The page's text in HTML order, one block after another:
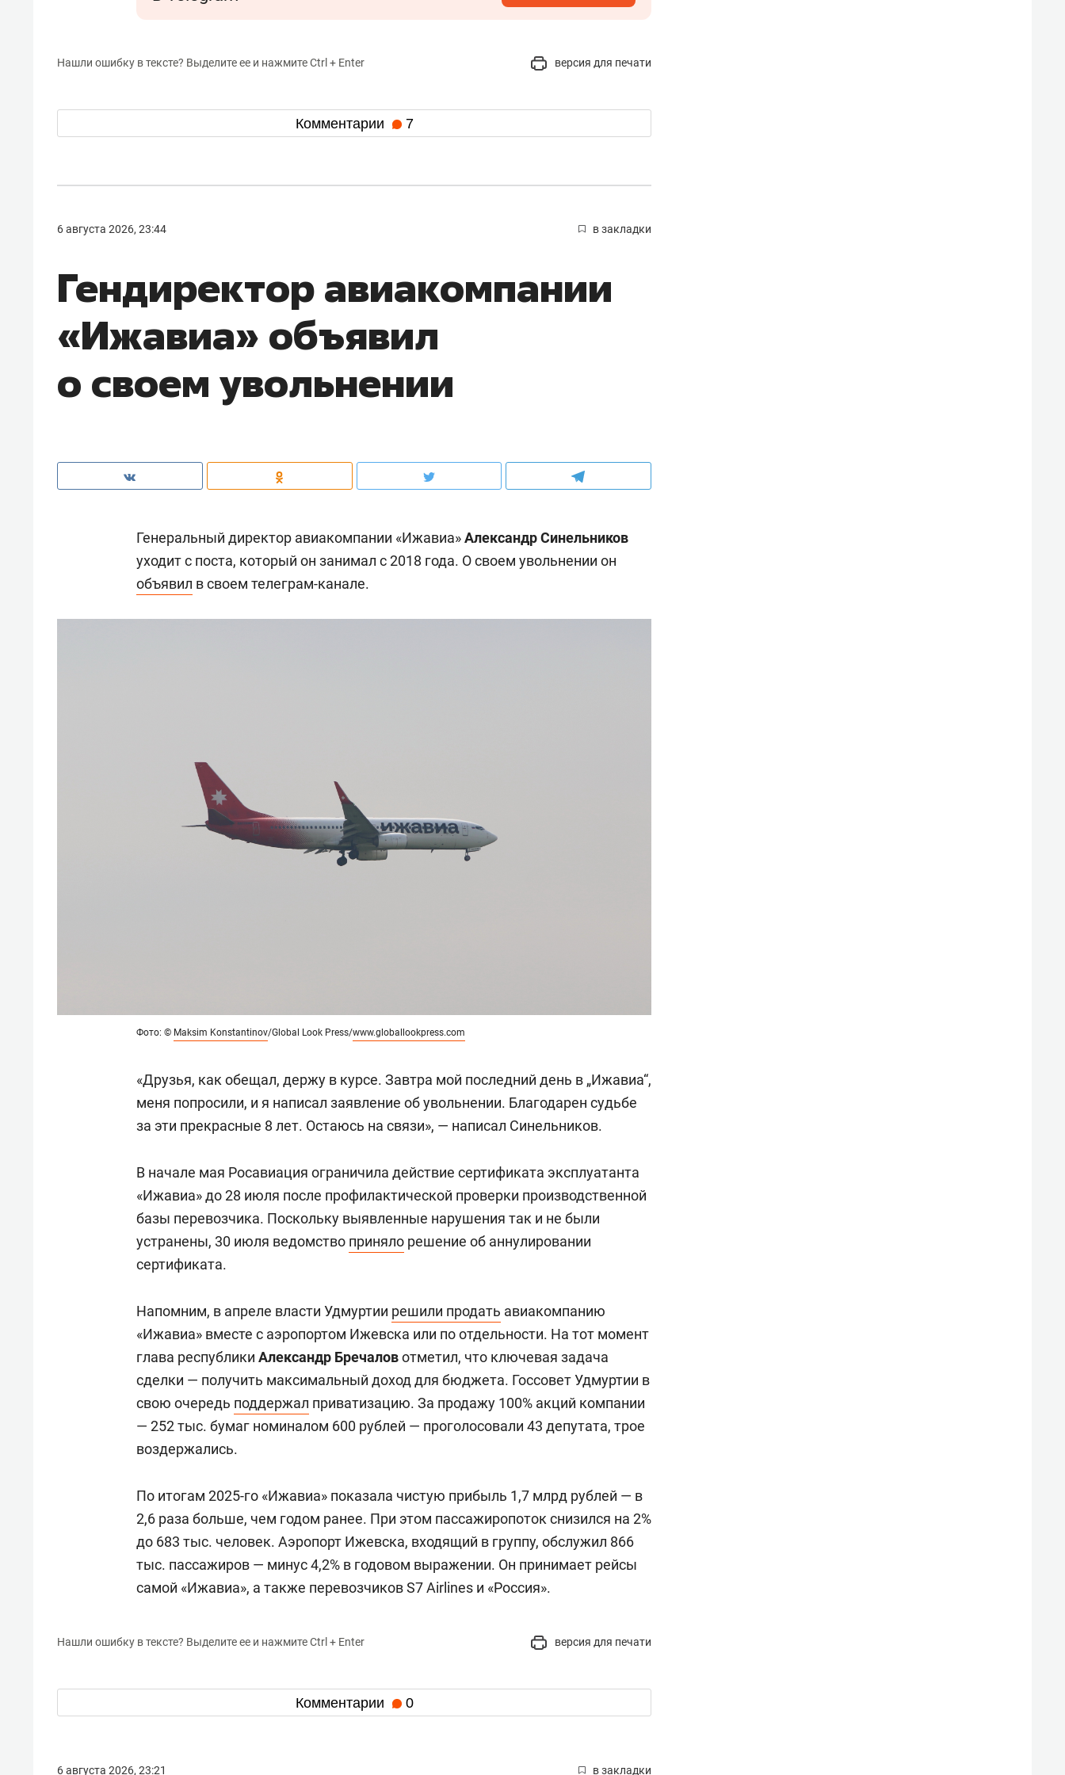
Нашли ошибку в тексте? Выделите ее и нажмите Ctrl + Enter версия для печати
Комментарии 7
6 августа 2026, 23:44 в закладки
Гендиректор авиакомпании
«Ижавиа» объявил
о своем увольнении
Генеральный директор авиакомпании «Ижавиа»Александр Синельников
уходит с поста, который он занимал с 2018 года. О своем увольнении он
объявил в своем телеграм-канале.
Фото: © Maksim Konstantinov/Global Look Press/www.globallookpress.com
«Друзья, как обещал, держу в курсе. Завтра мой последний день в „Ижавиа“,
меня попросили, и я написал заявление об увольнении. Благодарен судьбе
за эти прекрасные 8 лет. Остаюсь на связи», — написал Синельников.
В начале мая Росавиация ограничила действие сертификата эксплуатанта
«Ижавиа» до 28 июля после профилактической проверки производственной
базы перевозчика. Поскольку выявленные нарушения так и не были
устранены, 30 июля ведомство приняло решение об аннулировании
сертификата.
Напомним, в апреле власти Удмуртии решили продать авиакомпанию
«Ижавиа» вместе с аэропортом Ижевска или по отдельности. На тот момент
глава республики Александр Бречаловотметил, что ключевая задача
сделки — получить максимальный доход для бюджета. Госсовет Удмуртии в
свою очередь поддержал приватизацию. За продажу 100% акций компании
— 252 тыс. бумаг номиналом 600 рублей — проголосовали 43 депутата, трое
воздержались.
По итогам 2025-го «Ижавиа» показала чистую прибыль 1,7 млрд рублей — в
2,6 раза больше, чем годом ранее. При этом пассажиропоток снизился на 2%
до 683 тыс. человек. Аэропорт Ижевска, входящий в группу, обслужил 866
тыс. пассажиров — минус 4,2% в годовом выражении. Он принимает рейсы
самой «Ижавиа», а также перевозчиков S7 Airlines и «Россия».
Нашли ошибку в тексте? Выделите ее и нажмите Ctrl + Enter версия для печати
Комментарии 0
6 августа 2026, 23:21 в закладки